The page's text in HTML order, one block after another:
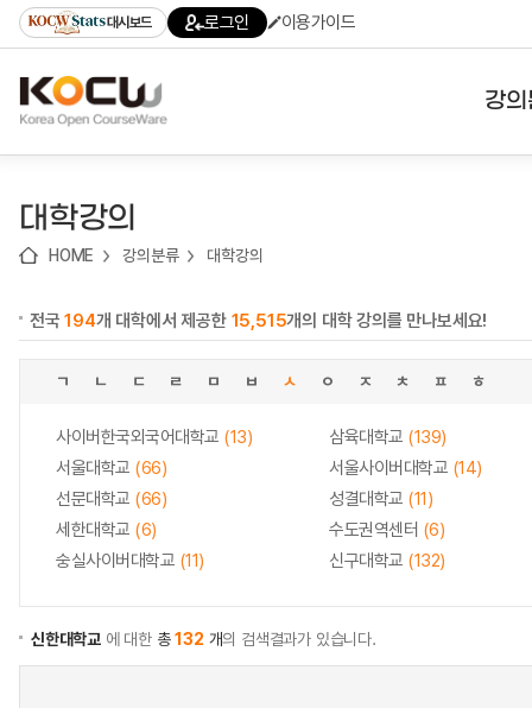
기
기
기
content)
가
대시보드 로그인 이용가이드
강
대학강의
HOME 강의분류 대학강의
전국194개 대학에서 제공한 15,515개의 대학 강의를 만나보세요!
ㄱ ㄴ ㄷ ㄹ ㅁ ㅂ ㅅ ㅇ ㅈ ㅊ ㅍ ㅎ
사이버한국외국어대학교 (13) 삼육대학교 (139)
서울대학교 (66) 서울사이버대학교 (14)
선문대학교 (66) 성결대학교 (11)
세한대학교 (6) 수도권역센터 (6)
숭실사이버대학교 (11) 신구대학교 (132)
신한대학교 에 대한 총132 개의 검색결과가 있습니다.